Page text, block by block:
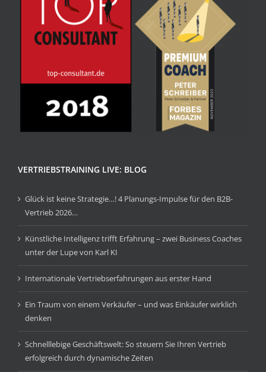
VERTRIEBSTRAINING LIVE: BLOG
Glück ist keine Strategie…! 4 Planungs-Impulse für den B2B-
Vertrieb 2026…
Künstliche Intelligenz trifft Erfahrung – zwei Business Coaches
unter der Lupe von Karl KI
Internationale Vertriebserfahrungen aus erster Hand
Ein Traum von einem Verkäufer – und was Einkäufer wirklich
denken
Schnelllebige Geschäftswelt: So steuern Sie Ihren Vertrieb
erfolgreich durch dynamische Zeiten